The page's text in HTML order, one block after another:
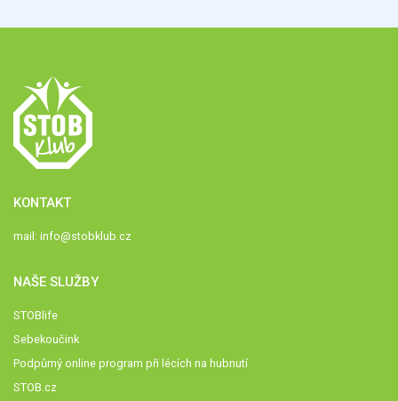
KONTAKT
mail: info@stobklub.cz
NAŠE SLUŽBY
STOBlife
Sebekoučink
Podpůrný online program při lécích na hubnutí
STOB.cz